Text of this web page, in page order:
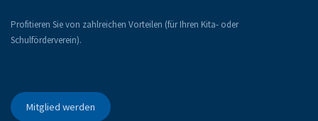
Profitieren Sie von zahlreichen Vorteilen (für Ihren Kita- oder
Schulförderverein).
Mitglied werden